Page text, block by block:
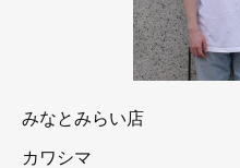
みなとみらい店
カワシマ